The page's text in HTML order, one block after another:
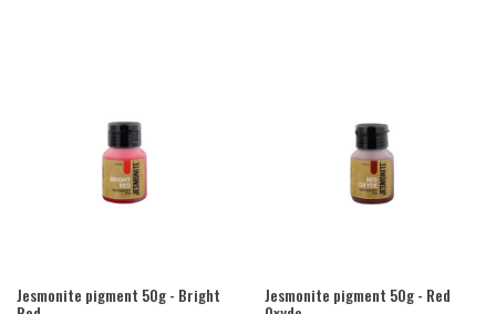
Jesmonite pigment 50g - Bright Jesmonite pigment 50g - Red